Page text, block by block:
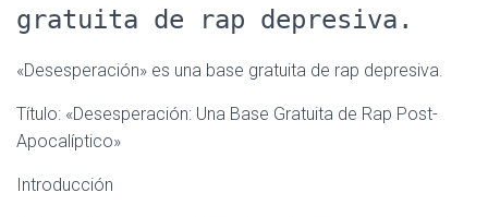
gratuita de rap depresiva.
«Desesperación» es una base gratuita de rap depresiva.
Título: «Desesperación: Una Base Gratuita de Rap Post-
Apocalíptico»
Introducción